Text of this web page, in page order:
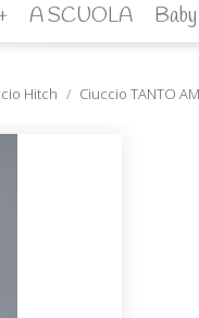
A SCUOLA
Hitch Ciuccio TANTO